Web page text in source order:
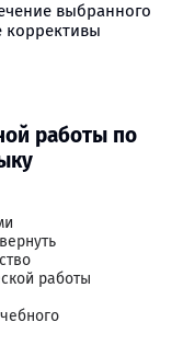
выбранного
коррективы
работы по
работы